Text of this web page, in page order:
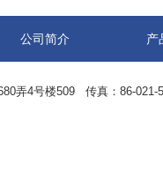
公司简介 产
弄4号楼509 传真：86-